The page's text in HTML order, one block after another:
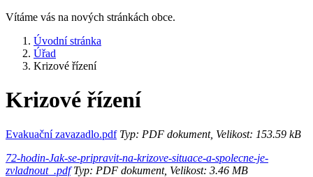
Vítáme vás na nových stránkách obce.
Úvodní stránka
Úřad
Krizové řízení
Krizové řízení
Evakuační zavazadlo.pdfTyp: PDF dokument, Velikost: 153.59 kB
72-hodin-Jak-se-pripravit-na-krizove-situace-a-spolecne-je-
zvladnout_.pdfTyp: PDF dokument, Velikost: 3.46 MB